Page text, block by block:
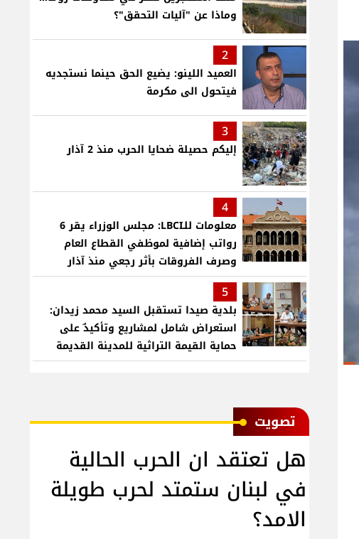
وماذا عن "آليات التحقق"؟
2
العميد اللينو: يضيع الحق حينما نستجديه
فيتحول الى مكرمة
3
إليكم حصيلة ضحايا الحرب منذ 2 آذار
4
معلومات للـLBCI: مجلس الوزراء يقر 6
رواتب إضافية لموظفي القطاع العام
وصرف الفروقات بأثر رجعي منذ آذار
5
بلدية صيدا تستقبل السيد محمد زيدان:
استعراض شامل لمشاريع وتأكيدٌ على
حماية القيمة التراثية للمدينة القديمة
ﺗﺼﻮﻳﺖ
هل تعتقد ان الحرب الحالية
في لبنان ستمتد لحرب طويلة
الامد؟